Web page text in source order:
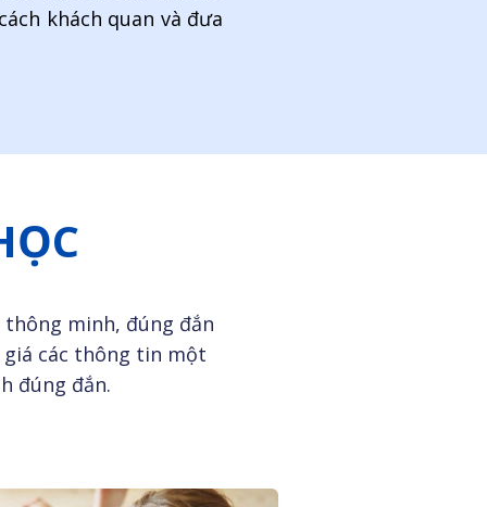
khách quan và đưa
minh, đúng đắn
giá các thông tin một
đúng đắn.